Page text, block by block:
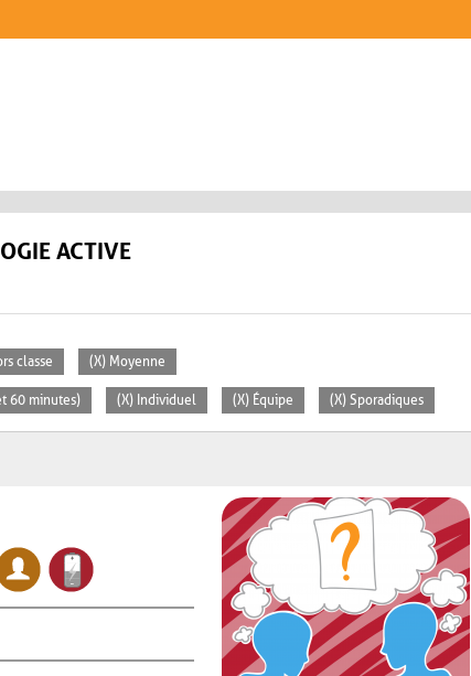
ACTIVE
classe (X) Moyenne
60 minutes) (X) Individuel (X) Équipe (X) Sporadiques